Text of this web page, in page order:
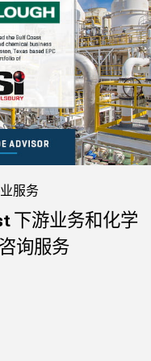
服务
下游业务和化学
询服务